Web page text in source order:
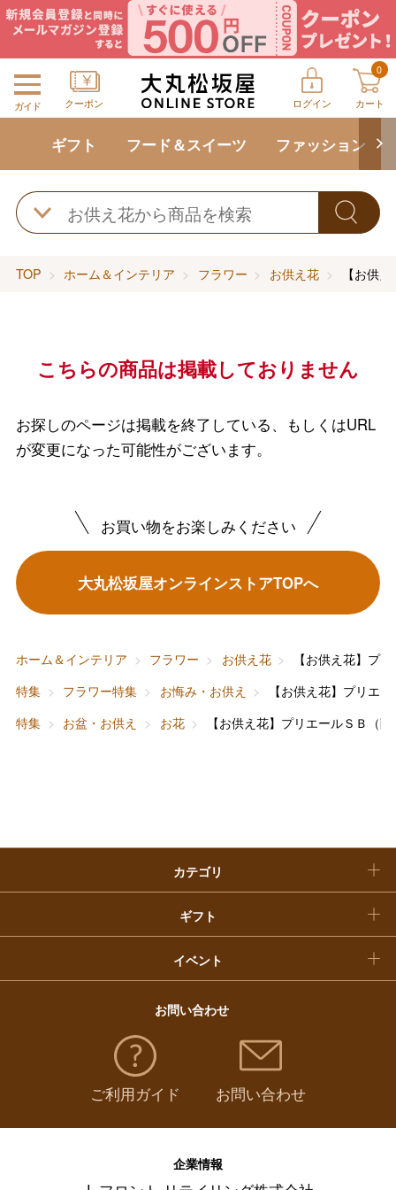
ガイド クーポン ログイン
0
カート
ギフト フード＆スイーツ ファッション
TOP ホーム＆インテリア フラワー お供え花 【お供
こちらの商品は掲載しておりません
お探しのページは掲載を終了している、もしくはURL
が変更になった可能性がございます。
お買い物をお楽しみください
大丸松坂屋オンラインストアTOPへ
ホーム＆インテリア フラワー お供え花
【お供え花】プ
特集
フラワー特集 お悔み・お供え
【お供え花】プリエ
特集
お盆・お供え お花 【お供え花】プリエールＳＢ（
カテゴリ
ビューティー
ファッション
ベビー＆キッズ
ギフト
大丸・松坂屋のギフト
出産内祝い
お香典返し
快気祝い
イベント
ホワイトデー
父の日
お中元
敬老の日
福袋
お問い合わせ
ご利用ガイド お問い合わせ
企業情報